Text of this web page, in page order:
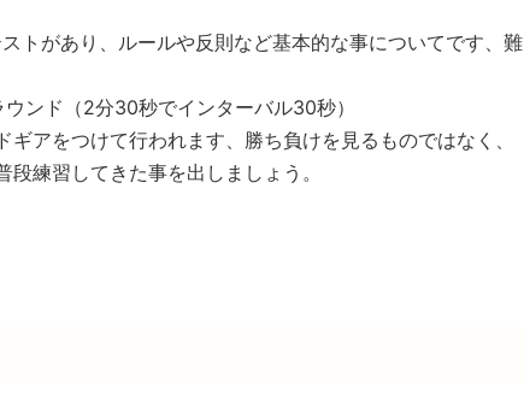
トがあり、ルールや反則など基本的な事についてです、難
ンド（2分30秒でインターバル30秒）
アをつけて行われます、勝ち負けを見るものではなく、
練習してきた事を出しましょう。